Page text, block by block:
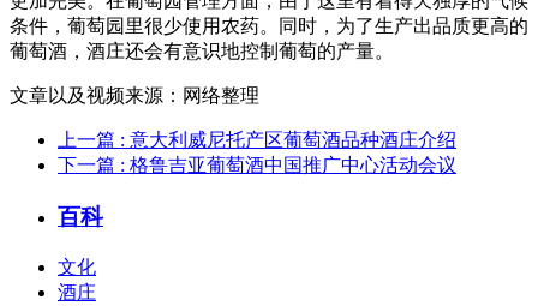
条件，葡萄园里很少使用农药。同时，为了生产出品质更高的
葡萄酒，酒庄还会有意识地控制葡萄的产量。
文章以及视频来源：网络整理
上一篇 : 意大利威尼托产区葡萄酒品种酒庄介绍
下一篇 : 格鲁吉亚葡萄酒中国推广中心活动会议
百科
文化
酒庄